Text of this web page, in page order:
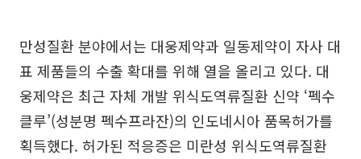
만성질환 분야에서는 대웅제약과 일동제약이 자사 대
표 제품들의 수출 확대를 위해 열을 올리고 있다. 대
웅제약은 최근 자체 개발 위식도역류질환 신약 ‘펙수
클루’(성분명 펙수프라잔)의 인도네시아 품목허가를
획득했다. 허가된 적응증은 미란성 위식도역류질환